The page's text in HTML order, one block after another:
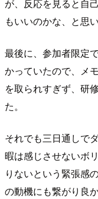
が、反応を見ると自
もいいのかな、と思
最後に、参加者限定
かっていたので、メ
を取られすぎず、研
た。
それでも三日通しで
暇は感じさせないボ
りないという緊張感
の動機にも繋がり良